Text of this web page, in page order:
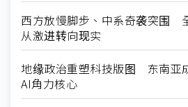
西方放慢脚步、中系奇袭突围
从激进转向现实
地缘政治重塑科技版图 东南亚
AI角力核心